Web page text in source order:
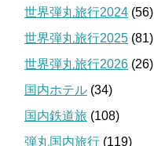
世界弾丸旅行2024 (56)
世界弾丸旅行2025 (81)
世界弾丸旅行2026 (26)
国内ホテル (34)
国内鉄道旅 (108)
弾丸国内旅行 (119)